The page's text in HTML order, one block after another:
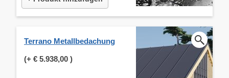
Terrano Metallbedachung
(+ € 5.938,00 )